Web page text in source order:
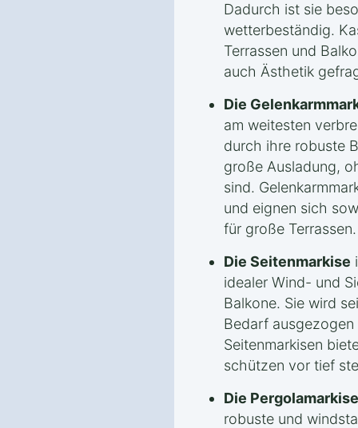
Dadurch ist sie
wetterbeständig.
Terrassen und
auch Ästhetik
Die
am weitesten
durch ihre robuste
große Ausladung,
sind.
und eignen sich
für große Terrassen.
Die Seitenmarkise
idealer Wind- und
Balkone. Sie wird
Bedarf
Seitenmarkisen
schützen vor tief
Die Pergolamarkise
robuste und